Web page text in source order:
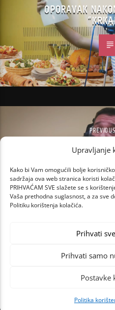
Upravljanje
Kako bi Vam omogućili bolje
sadržaja ova web stranica koristi
PRIHVAĆAM SVE slažete se s
Vaša prethodna suglasnost, a za sve
Politiku korištenja kolačića.
Prihvati
Prihvati samo
Postavke
Politika
OPORAVAK
LUKA